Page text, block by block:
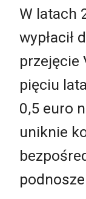
W latach
wypłacił
przejęcie
pięciu
0,5 euro
uniknie